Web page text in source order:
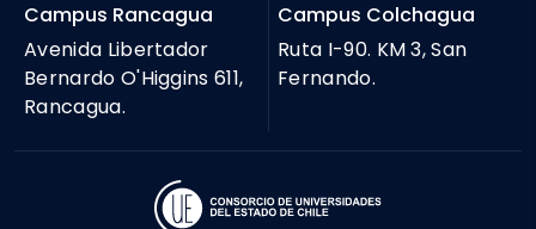
Campus Rancagua
Avenida Libertador
Bernardo O'Higgins 611,
Rancagua.
Campus Colchagua
Ruta I-90. KM 3, San
Fernando.